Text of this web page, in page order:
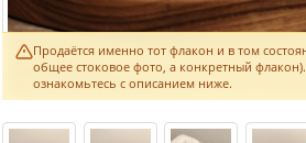
Продаётся именно тот флакон и в том
общее стоковое фото, а конкретный
ознакомьтесь с описанием ниже.